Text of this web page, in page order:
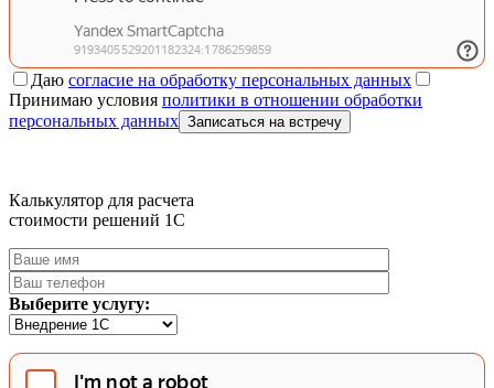
Даю согласие на обработку персональных данных
Принимаю условия политики в отношении обработки
персональных данных Записаться на встречу
Калькулятор для расчета
стоимости решений 1C
Выберите услугу: